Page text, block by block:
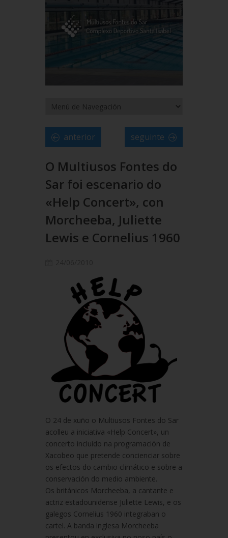
anterior seguinte
O Multiusos Fontes do
Sar foi escenario do
«Help Concert», con
Morcheeba, Juliette
Lewis e Cornelius 1960
O 24 de xuño o Multiusos Fontes do Sar
acolleu a iniciativa «Help Concert», un
concerto incluído na programación de
Xacobeo que pretende concienciar sobre
os efectos do cambio climático e sobre a
conservación do medio ambiente.
Os británicos Morcheeba, a cantante e
actriz estadounidense Juliette Lewis, e os
galegos Cornelius 1960 integraban o
cartel. A banda inglesa Morcheeba